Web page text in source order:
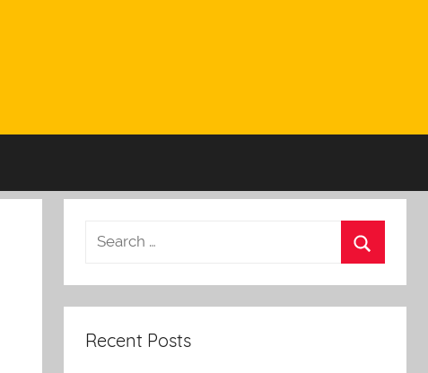
Recent Posts